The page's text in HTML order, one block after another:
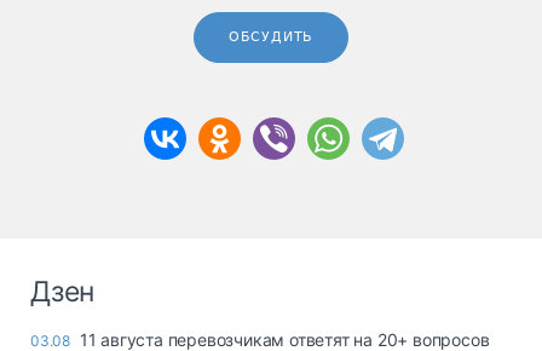
ОБСУДИТЬ
Дзен
03.08 11 августа перевозчикам ответят на 20+ вопросов